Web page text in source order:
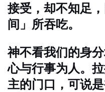
接受，却不知足
间」所吞吃。
神不看我们的身分
心与行事为人。
主的门口，可说